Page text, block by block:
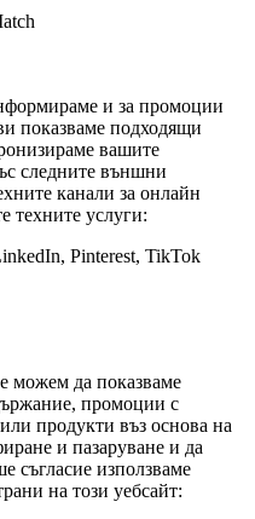
и за промоции
показваме подходящи
вашите
следните външни
канали за онлайн
техните услуги:
Pinterest, TikTok
можем да показваме
промоции с
продукти въз основа на
и пазаруване и да
съгласие използваме
на този уебсайт: